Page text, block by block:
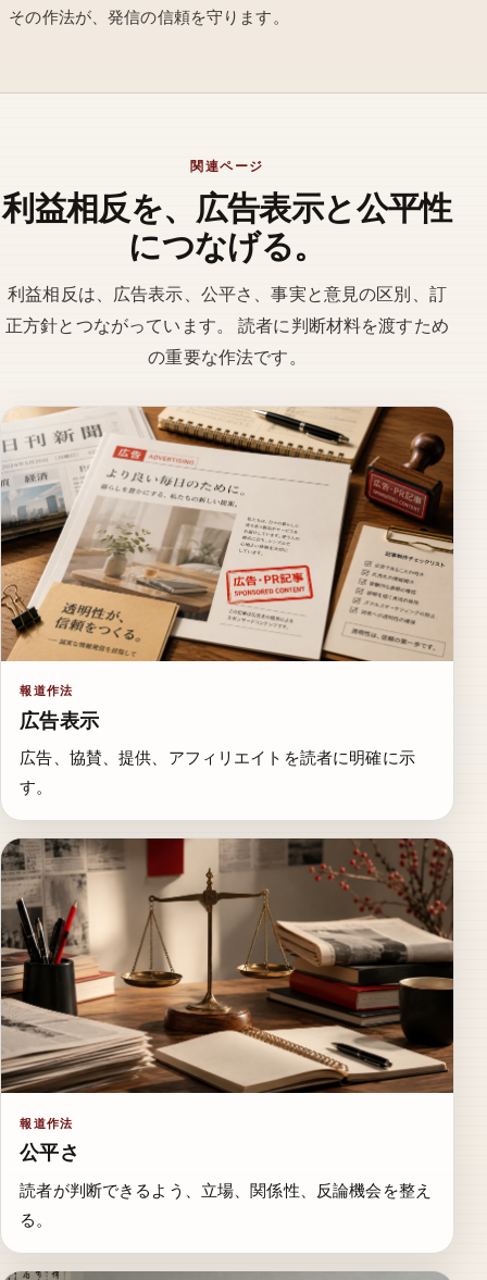
その作法が、発信の信頼を守ります。
関連ページ
利益相反を、広告表示と公平性
につなげる。
利益相反は、広告表示、公平さ、事実と意見の区別、訂
正方針とつながっています。 読者に判断材料を渡すため
の重要な作法です。
報道作法
広告表示
広告、協賛、提供、アフィリエイトを読者に明確に示
す。
報道作法
公平さ
読者が判断できるよう、立場、関係性、反論機会を整え
る。